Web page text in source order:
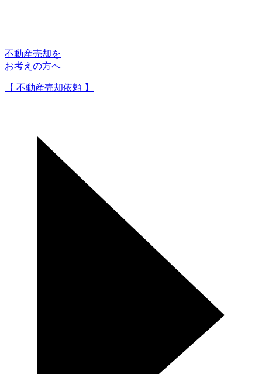
不動産売却を
お考えの方へ
【 不動産売却依頼 】